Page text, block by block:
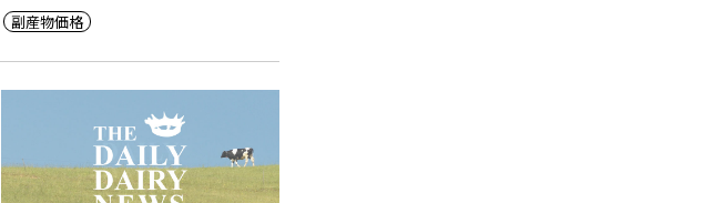
副産物価格